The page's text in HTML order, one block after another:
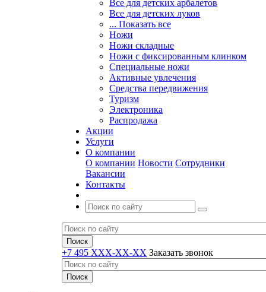
Все для детских арбалетов
Все для детских луков
... Показать все
Ножи
Ножи складные
Ножи с фиксированным клинком
Специальные ножи
Активные увлечения
Средства передвижения
Туризм
Электроника
Распродажа
Акции
Услуги
О компании
О компании Новости Сотрудники
Вакансии
Контакты
+7 495 XXX-XX-XX Заказать звонок